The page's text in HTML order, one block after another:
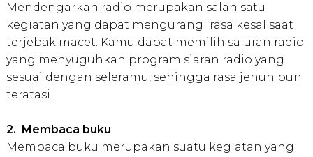
Mendengarkan radio merupakan salah satu
kegiatan yang dapat mengurangi rasa kesal saat
terjebak macet. Kamu dapat memilih saluran radio
yang menyuguhkan program siaran radio yang
sesuai dengan seleramu, sehingga rasa jenuh pun
teratasi.
2. Membaca buku
Membaca buku merupakan suatu kegiatan yang